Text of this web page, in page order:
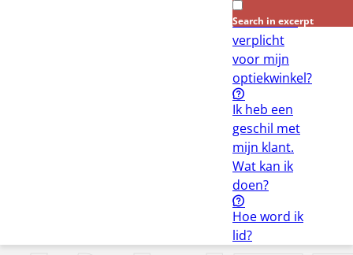
Search in excerpt
Is een RI&E
verplicht
voor mijn
optiekwinkel?
Ik heb een
geschil met
mijn klant.
Wat kan ik
doen?
Hoe word ik
lid?